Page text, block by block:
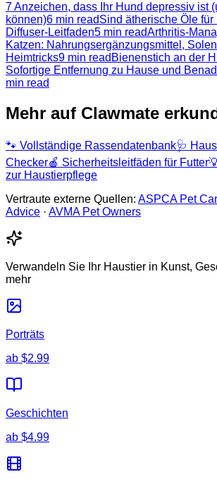
7 Anzeichen, dass Ihr Hund depressiv ist
können)6 min readSind ätherische Öle
Diffuser-Leitfaden5 min readArthritis-
Katzen: Nahrungsergänzungsmittel,
Heimtricks9 min read Bienenstich an der
Sofortige Entfernung zu Hause und
min read
Mehr auf Clawmate
🐾 Vollständige Rassendatenbank🩺
Checker🍎 Sicherheitsleitfäden für Futter
zur Haustierpflege
Vertraute externe Quellen: ASPCA Pet
Advice · AVMA Pet Owners
Verwandeln Sie Ihr Haustier in Kunst,
mehr
Porträts
ab $2.99
Geschichten
ab $4.99